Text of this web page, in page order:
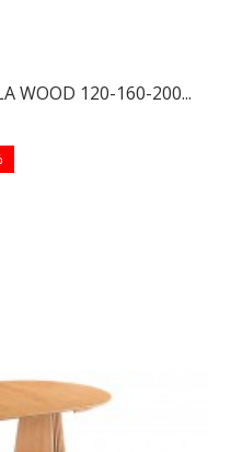
WOOD 120-160-200...